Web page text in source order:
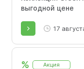
выгодной цене
17
% Акция